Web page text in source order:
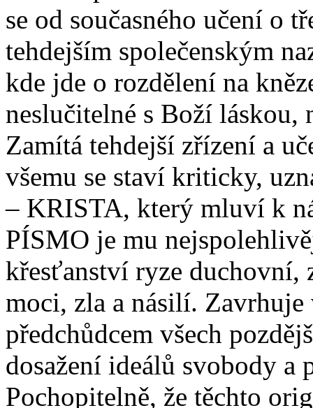
se od současného učení o
tehdejším společenským
kde jde o rozdělení na
neslučitelné s Boží
Zamítá tehdejší zřízení a
všemu se staví kriticky,
– KRISTA, který mluví k
PÍSMO je mu
křesťanství ryze duchovní,
moci, zla a násilí.
předchůdcem všech
dosažení ideálů svobody a
Pochopitelně, že těchto